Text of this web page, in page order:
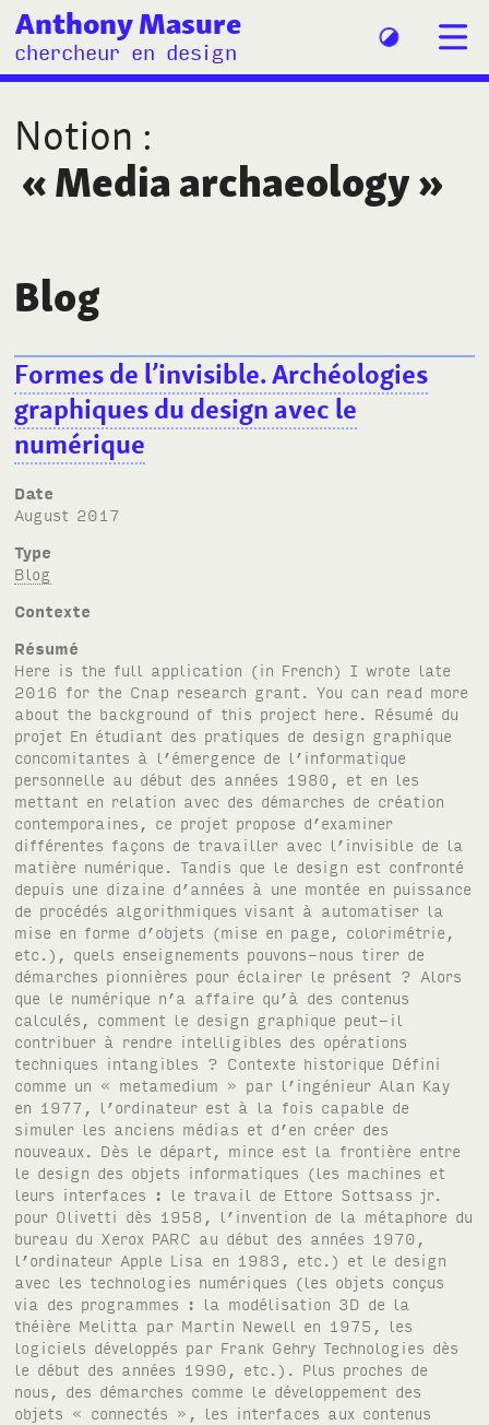
Anthony Masure
chercheur en design
Notion :
«Media archaeology»
Blog
Formes de l’invisible. Archéologies
graphiques du design avec le
numérique
Date
August 2017
Type
Blog
Contexte
Résumé
Here is the full application (in French) I wrote late
2016 for the Cnap research grant. You can read more
about the background of this project here. Résumé du
projet En étudiant des pratiques de design graphique
concomitantes à l’émergence de l’informatique
personnelle au début des années 1980, et en les
mettant en relation avec des démarches de création
contemporaines, ce projet propose d’examiner
différentes façons de travailler avec l’invisible de la
matière numérique. Tandis que le design est confronté
depuis une dizaine d’années à une montée en puissance
de procédés algorithmiques visant à automatiser la
mise en forme d’objets (mise en page, colorimétrie,
etc.), quels enseignements pouvons-nous tirer de
démarches pionnières pour éclairer le présent ? Alors
que le numérique n’a affaire qu’à des contenus
calculés, comment le design graphique peut-il
contribuer à rendre intelligibles des opérations
techniques intangibles ? Contexte historique Défini
comme un « metamedium » par l’ingénieur Alan Kay
en 1977, l’ordinateur est à la fois capable de
simuler les anciens médias et d’en créer des
nouveaux. Dès le départ, mince est la frontière entre
le design des objets informatiques (les machines et
leurs interfaces : le travail de Ettore Sottsass jr.
pour Olivetti dès 1958, l’invention de la métaphore du
bureau du Xerox PARC au début des années 1970,
l’ordinateur Apple Lisa en 1983, etc.) et le design
avec les technologies numériques (les objets conçus
via des programmes : la modélisation 3D de la
théière Melitta par Martin Newell en 1975, les
logiciels développés par Frank Gehry Technologies dès
le début des années 1990, etc.). Plus proches de
nous, des démarches comme le développement des
objets « connectés », les interfaces aux contenus